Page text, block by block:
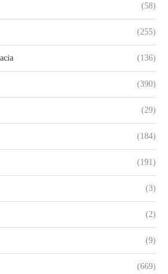
(58)
(255)
(136)
(390)
(29)
(184)
(191)
(3)
(2)
(9)
(669)